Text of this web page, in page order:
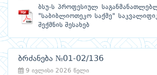
ბსუ-ს პროფესიულ
"საბიბლიოთეკო საქმე"
შექმნის შესახებ
ბრძანება №01-02/136
9 ივლისი 2026 წელი